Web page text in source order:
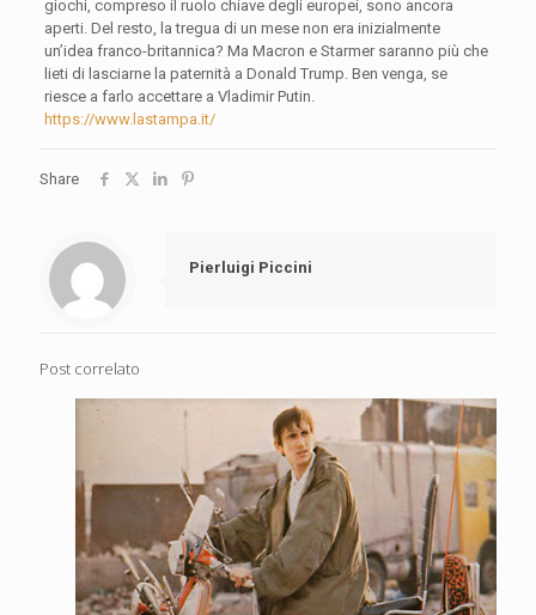
giochi, compreso il ruolo chiave degli europei, sono ancora
aperti. Del resto, la tregua di un mese non era inizialmente
un’idea franco-britannica? Ma Macron e Starmer saranno più che
lieti di lasciarne la paternità a Donald Trump. Ben venga, se
riesce a farlo accettare a Vladimir Putin.
https://www.lastampa.it/
Share
Pierluigi Piccini
Post correlato